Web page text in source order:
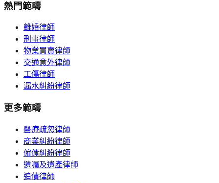
熱門範疇
離婚律師
刑事律師
物業買賣律師
交通意外律師
工傷律師
漏水糾紛律師
更多範疇
醫療疏忽律師
商業糾紛律師
僱傭糾紛律師
遺囑及遺產律師
追債律師